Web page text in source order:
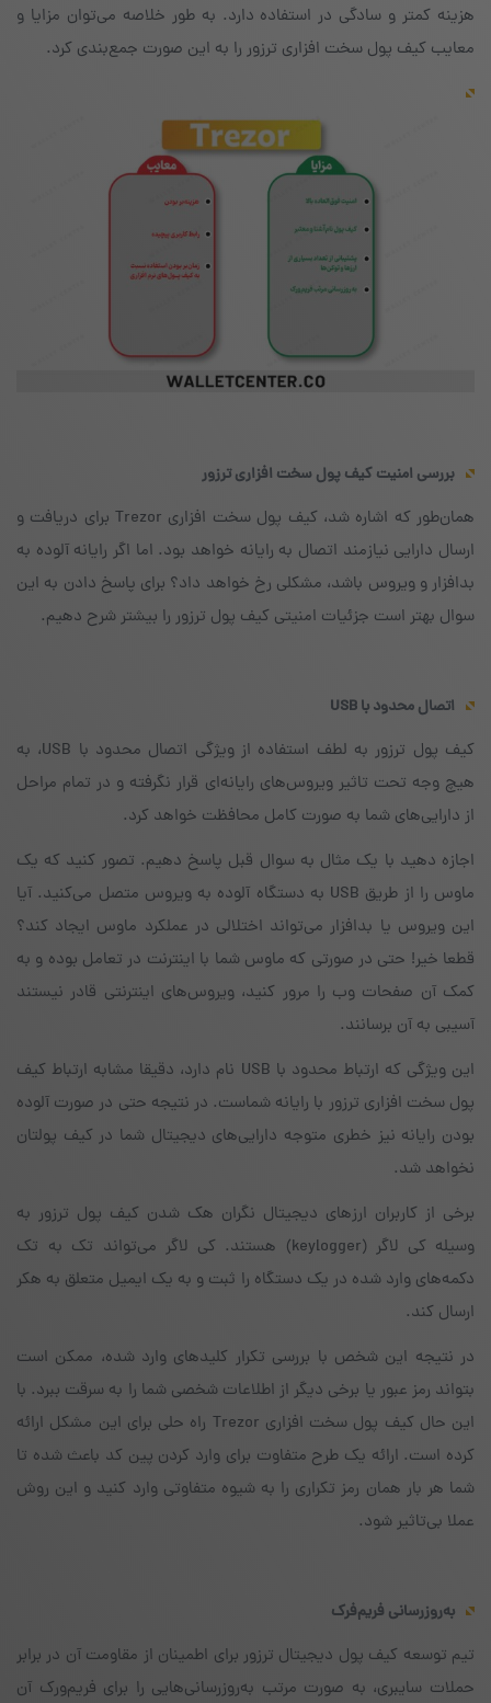
هزینه کمتر و سادگی در استفاده دارد. به طور خلاصه می‌توان مزایا و
معایب کیف پول سخت افزاری ترزور را به این صورت جمع‌بندی کرد.
بررسی امنیت کیف پول سخت افزاری ترزور
همان‌طور که اشاره شد، کیف پول سخت افزاری Trezor برای دریافت و
ارسال دارایی نیازمند اتصال به رایانه خواهد بود. اما اگر رایانه آلوده به
بدافزار و ویروس باشد، مشکلی رخ خواهد داد؟ برای پاسخ دادن به این
سوال بهتر است جزئیات امنیتی کیف پول ترزور را بیشتر شرح دهیم.
اتصال محدود باUSB
کیف پول ترزور به لطف استفاده از ویژگی اتصال محدود با USB، به
هیچ وجه تحت تاثیر ویروس‌های رایانه‌ای قرار نگرفته و در تمام مراحل
از دارایی‌های شما به صورت کامل محافظت خواهد کرد.
اجازه دهید با یک مثال به سوال قبل پاسخ دهیم. تصور کنید که یک
ماوس را از طریق USB به دستگاه آلوده به ویروس متصل می‌کنید. آیا
این ویروس یا بدافزار می‌تواند اختلالی در عملکرد ماوس ایجاد کند؟
قطعا خیر! حتی در صورتی که ماوس شما با اینترنت در تعامل بوده و به
کمک آن صفحات وب را مرور کنید، ویروس‌های اینترنتی قادر نیستند
آسیبی به آن برسانند.
این ویژگی که ارتباط محدود با USB نام دارد، دقیقا مشابه ارتباط کیف
پول سخت افزاری ترزور با رایانه شماست. در نتیجه حتی در صورت آلوده
بودن رایانه نیز خطری متوجه دارایی‌های دیجیتال شما در کیف پولتان
نخواهد شد.
برخی از کاربران ارزهای دیجیتال نگران هک شدن کیف پول ترزور به
وسیله کی لاگر (keylogger) هستند. کی لاگر می‌تواند تک به تک
دکمه‌های وارد شده در یک دستگاه را ثبت و به یک ایمیل متعلق به هکر
ارسال کند.
در نتیجه این شخص با بررسی تکرار کلیدهای وارد شده، ممکن است
بتواند رمز عبور یا برخی دیگر از اطلاعات شخصی شما را به سرقت ببرد. با
این حال کیف پول سخت افزاری Trezor راه حلی برای این مشکل ارائه
کرده است. ارائه یک طرح متفاوت برای وارد کردن پین کد باعث شده تا
شما هر بار همان رمز تکراری را به شیوه متفاوتی وارد کنید و این روش
عملا بی‌تاثیر شود.
به‌روزرسانی فریم‌فرک
تیم توسعه کیف پول دیجیتال ترزور برای اطمینان از مقاومت آن در برابر
حملات سایبری، به صورت مرتب به‌روزرسانی‌هایی را برای فریم‌ورک آن